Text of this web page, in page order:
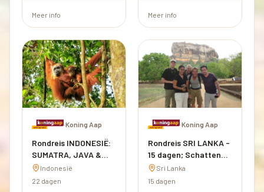
Meer info Meer info
·Koning Aap
Rondreis INDONESIË:
SUMATRA, JAVA &
BALI - 22 dagen;
Groene rijstterrassen
Indonesië
22 dagen
·Koning Aap
Rondreis SRI LANKA -
15 dagen; Schatten
van Ceylon
Sri Lanka
15 dagen